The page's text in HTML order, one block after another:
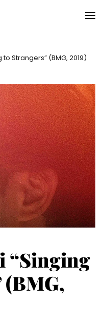
Strangers” (BMG, 2019)
“Singing
(BMG,